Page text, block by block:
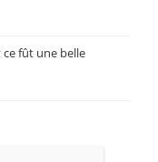
ce fût une belle